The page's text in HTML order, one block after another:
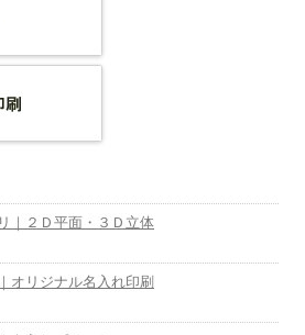
｜２Ｄ平面・３Ｄ立体
オリジナル名入れ印刷